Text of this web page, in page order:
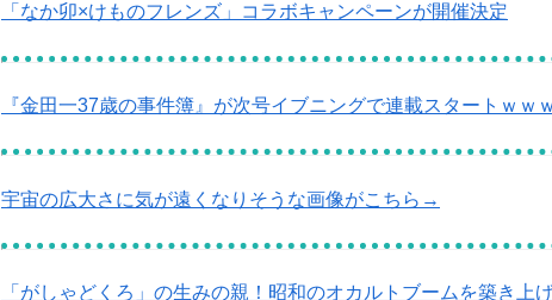
「なか卯×けものフレンズ」コラボキャンペーンが開催決定
『金田一37歳の事件簿』が次号イブニングで連載スタートｗｗｗ
宇宙の広大さに気が遠くなりそうな画像がこちら→
「がしゃどくろ」の生みの親！昭和のオカルトブームを築き上